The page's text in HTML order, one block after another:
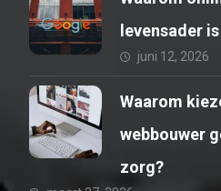
levensader
juni 12, 2026
Waarom
webbouwer
zorg?